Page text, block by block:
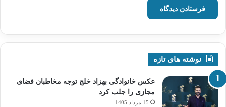
نوشته های تازه
عکس خانوادگی بهزاد خلج توجه مخاطبان فضای
مجازی را جلب کرد
15 مرداد 1405